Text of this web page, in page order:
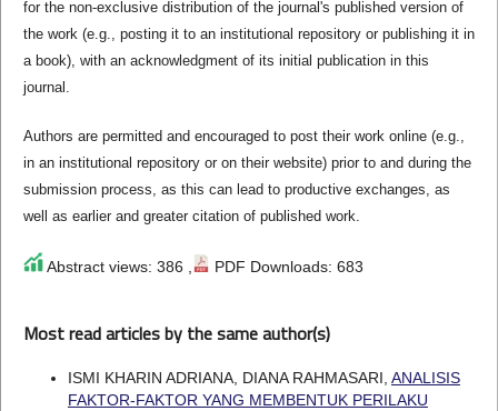
for the non-exclusive distribution of the journal's published version of
the work (e.g., posting it to an institutional repository or publishing it in
a book), with an acknowledgment of its initial publication in this
journal.
Authors are permitted and encouraged to post their work online (e.g.,
in an institutional repository or on their website) prior to and during the
submission process, as this can lead to productive exchanges, as
well as earlier and greater citation of published work.
Abstract views: 386 , PDF Downloads: 683
Most read articles by the same author(s)
ISMI KHARIN ADRIANA, DIANA RAHMASARI, ANALISIS
FAKTOR-FAKTOR YANG MEMBENTUK PERILAKU